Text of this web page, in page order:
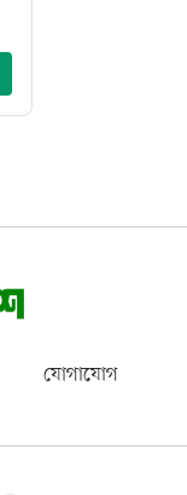
যোগাযোগ